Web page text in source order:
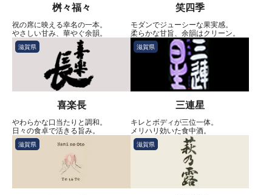
桝々福々
祝の席に映える幸名の一本。
やさしい甘み、華やぐ余韻。
笑四季
モダンでジューシーな果実感。
柔らかな甘旨、余韻はクリーン。
滋賀県
喜楽長
やわらかな口当たりと調和。
日々の食卓で活きる旨み。
滋賀県
三連星
キレとボディが三位一体。
メリハリ効いた食中酒。
滋賀県 滋賀県